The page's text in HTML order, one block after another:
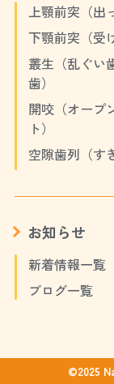
上顎前突（出
下顎前突（受
叢生（乱ぐい
歯）
開咬（オープ
ト）
空隙歯列（す
お知らせ
新着情報一覧
ブログ一覧
©2025